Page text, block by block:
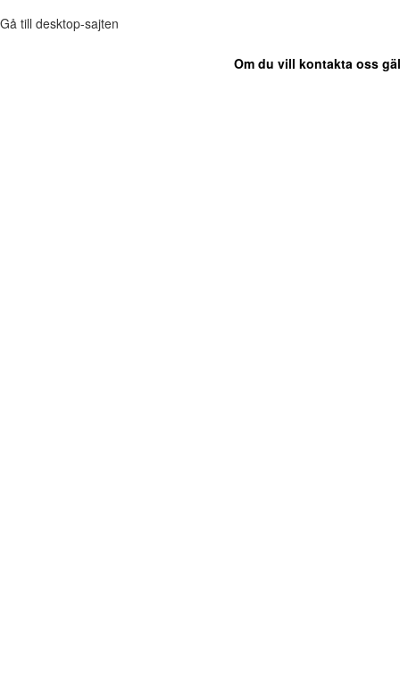
Gå till desktop-sajten
Om du vill kontakta oss